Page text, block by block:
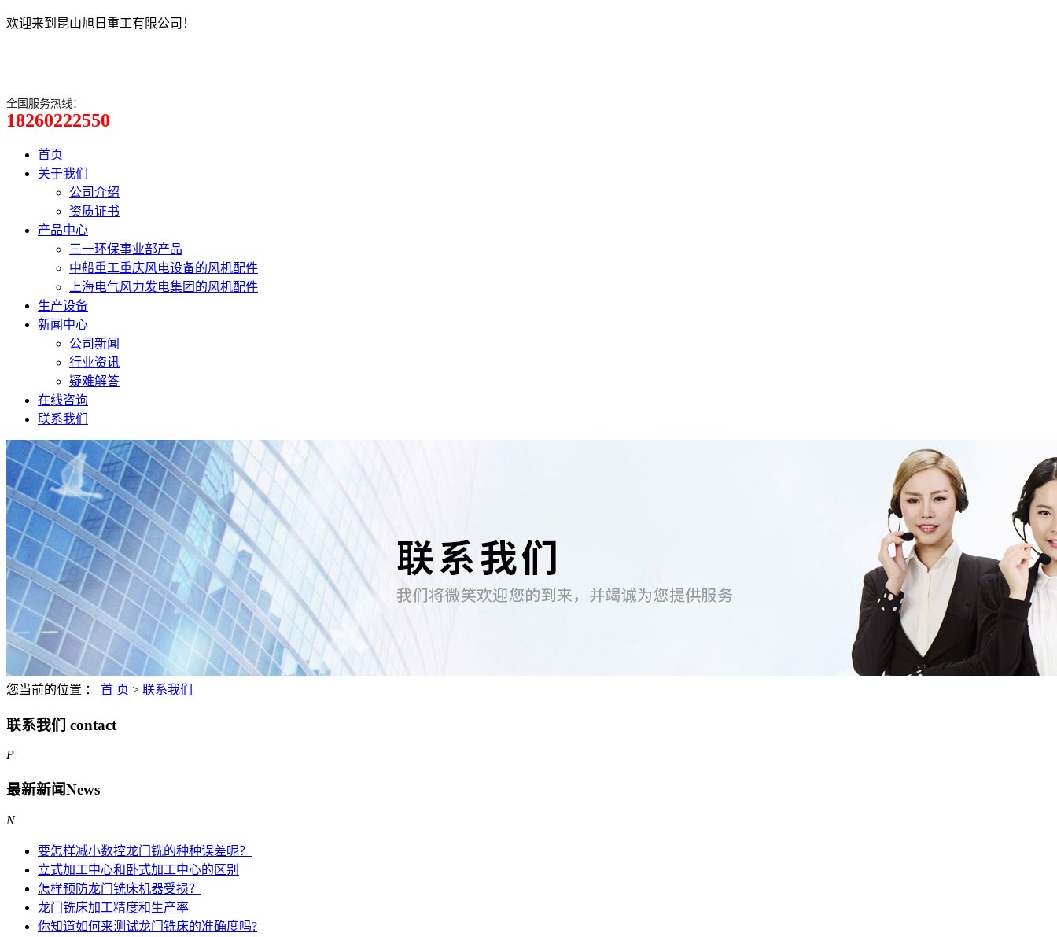
欢迎来到昆山旭日重工有限公司！
全国服务热线：
18260222550
首页
关于我们
公司介绍
资质证书
产品中心
三一环保事业部产品
中船重工重庆风电设备的风机配件
上海电气风力发电集团的风机配件
生产设备
新闻中心
公司新闻
行业资讯
疑难解答
在线咨询
联系我们
您当前的位置 ： 首 页 > 联系我们
联系我们 contact
P
最新新闻News
N
要怎样减小数控龙门铣的种种误差呢？
立式加工中心和卧式加工中心的区别
怎样预防龙门铣床机器受损？
龙门铣床加工精度和生产率
你知道如何来测试龙门铣床的准确度吗?